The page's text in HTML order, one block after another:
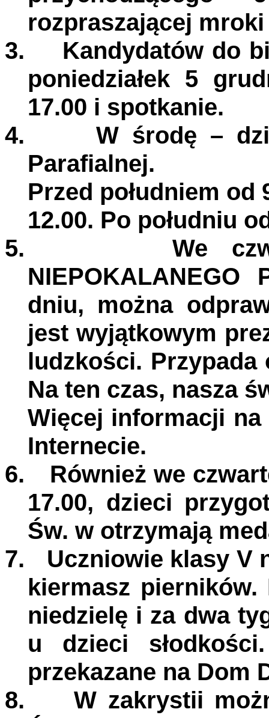
rozpraszającej
3.
Kandydatów do
poniedziałek 5
17.00 i spotkanie.
4.
W środę –
Parafialnej.
Przed południem od
12.00. Po południu
5.
We
dniu, można
jest wyjątkowym
ludzkości. Przypada
Na ten czas, nasza
Więcej informacji
Internecie.
6.
Również we
17.00, dzieci
Św. w otrzymają
7.
Uczniowie klasy V
kiermasz pierników.
niedzielę i za dwa
u dzieci
przekazane na Dom
8.
W zakrystii